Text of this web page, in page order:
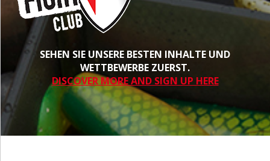
SEHEN SIE UNSERE BESTEN INHALTE UND
WETTBEWERBE ZUERST.
DISCOVER MORE AND SIGN UP HERE